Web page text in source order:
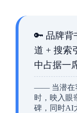
🔑 品牌背
道 + 搜索
中占据一
—— 当潜在
时，映入眼
碑，同时AI